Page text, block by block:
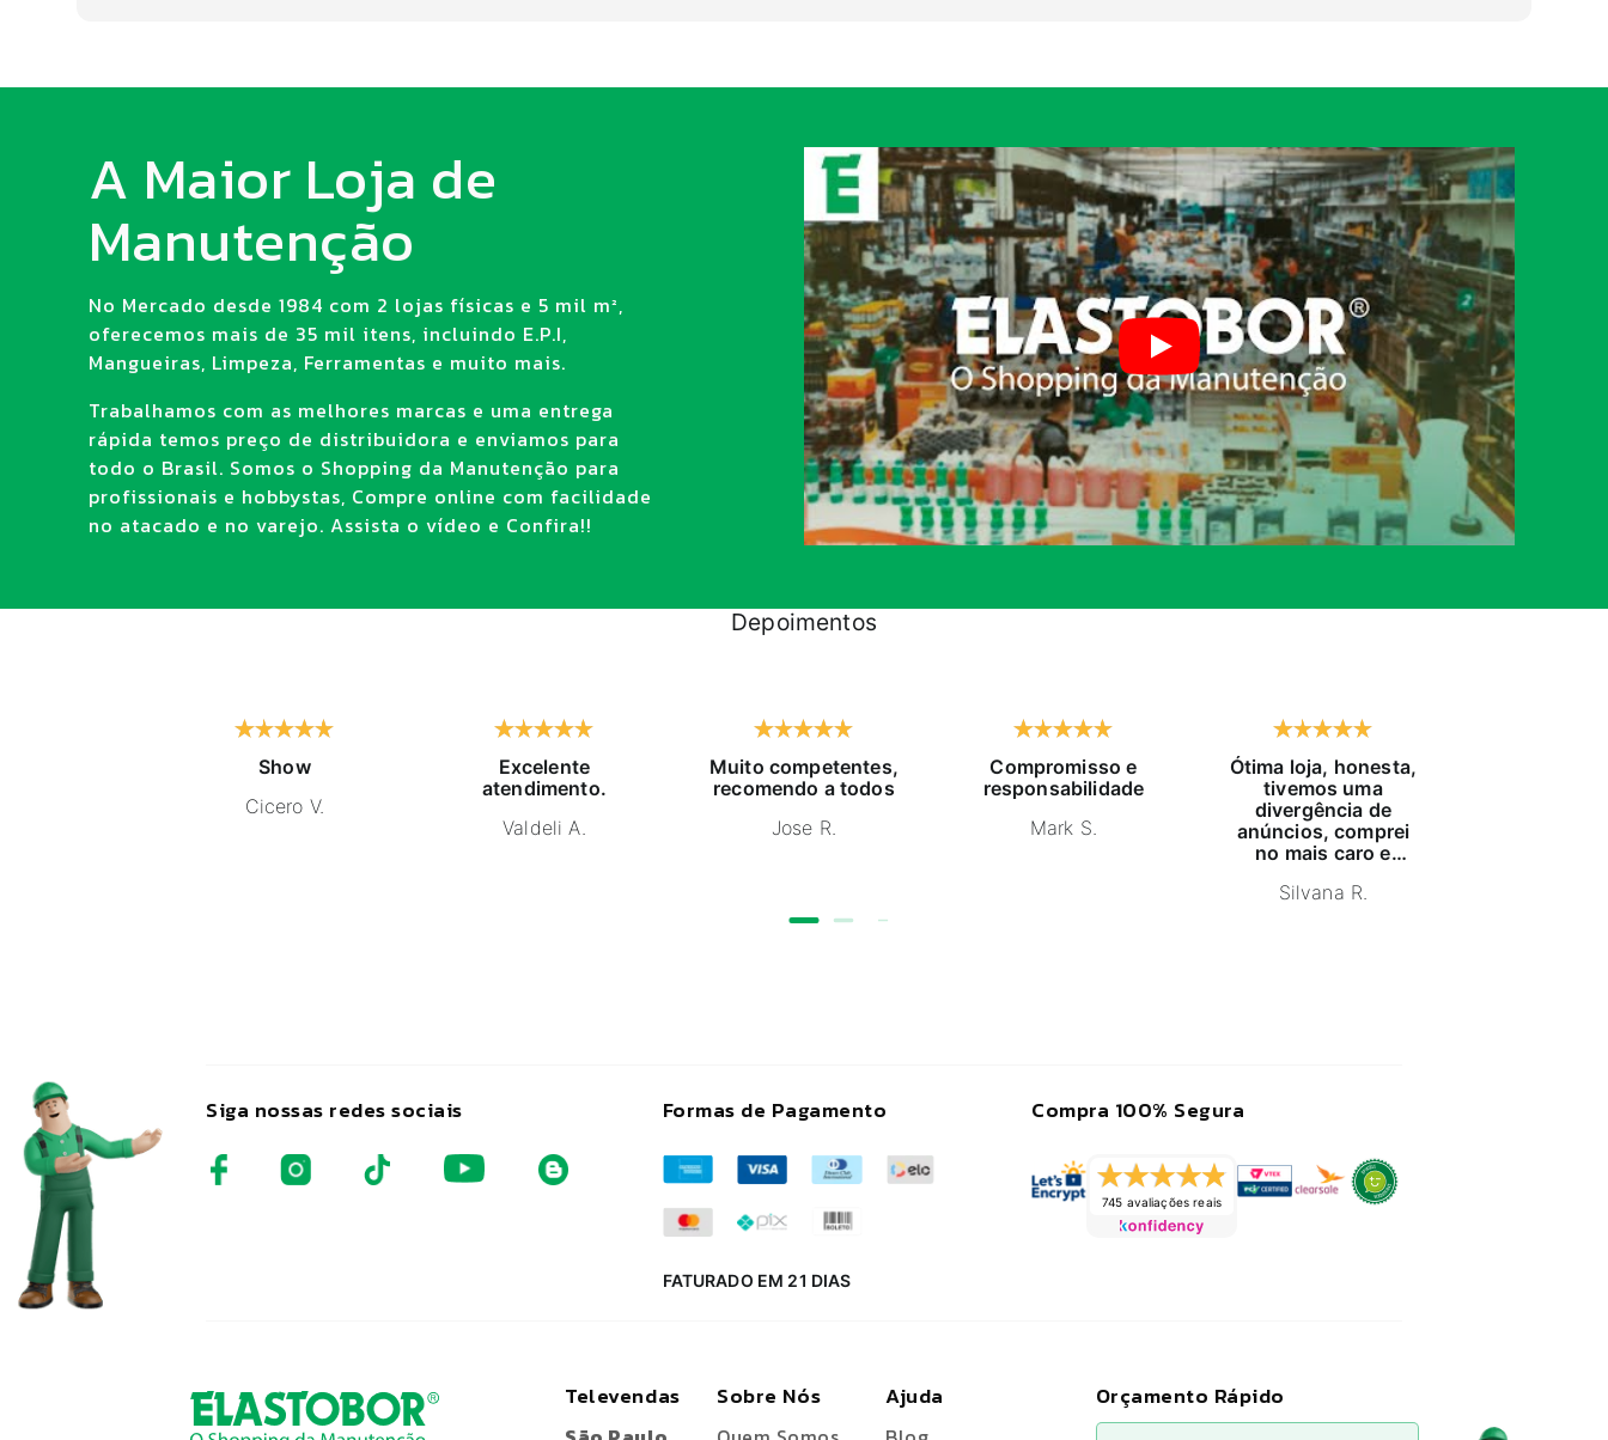
A Maior Loja de
Manutenção
No Mercado desde 1984 com 2 lojas físicas e 5 mil m²,
oferecemos mais de 35 mil itens, incluindo E.P.I,
Mangueiras, Limpeza, Ferramentas e muito mais.
Trabalhamos com as melhores marcas e uma entrega
rápida temos preço de distribuidora e enviamos para
todo o Brasil. Somos o Shopping da Manutenção para
profissionais e hobbystas, Compre online com facilidade
no atacado e no varejo. Assista o vídeo e Confira!!
Depoimentos
Show
Cicero V.
Excelente
atendimento.
Valdeli A.
Muito competentes,
recomendo a todos
Jose R.
Compromisso e
responsabilidade
Mark S.
Ótima loja, honesta,
tivemos uma
divergência de
anúncios, comprei
no mais caro e
furado, pois me
Silvana R.
Siga nossas redes sociais Formas de Pagamento
FATURADO EM 21 DIAS
Compra 100% Segura
745 avaliações reais
Televendas Sobre Nós Ajuda Orçamento Rápido